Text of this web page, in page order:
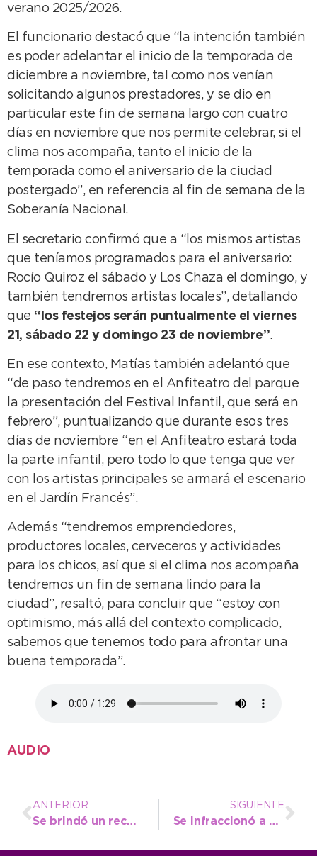
verano 2025/2026.
El funcionario destacó que “la intención también
es poder adelantar el inicio de la temporada de
diciembre a noviembre, tal como nos venían
solicitando algunos prestadores, y se dio en
particular este fin de semana largo con cuatro
días en noviembre que nos permite celebrar, si el
clima nos acompaña, tanto el inicio de la
temporada como el aniversario de la ciudad
postergado”, en referencia al fin de semana de la
Soberanía Nacional.
El secretario confirmó que a “los mismos artistas
que teníamos programados para el aniversario:
Rocío Quiroz el sábado y Los Chaza el domingo, y
también tendremos artistas locales”, detallando
que “los festejos serán puntualmente el viernes
21, sábado 22 y domingo 23 de noviembre”.
En ese contexto, Matías también adelantó que
“de paso tendremos en el Anfiteatro del parque
la presentación del Festival Infantil, que será en
febrero”, puntualizando que durante esos tres
días de noviembre “en el Anfiteatro estará toda
la parte infantil, pero todo lo que tenga que ver
con los artistas principales se armará el escenario
en el Jardín Francés”.
Además “tendremos emprendedores,
productores locales, cerveceros y actividades
para los chicos, así que si el clima nos acompaña
tendremos un fin de semana lindo para la
ciudad”, resaltó, para concluir que “estoy con
optimismo, más allá del contexto complicado,
sabemos que tenemos todo para afrontar una
buena temporada”.
AUDIO
ANTERIOR
Se brindó un reconocimiento a los necochenses medallistas en Juegos Bonaerenses
SIGUIENTE
Se infraccionó a un camión por circular en calles de tierra durante días de lluvia